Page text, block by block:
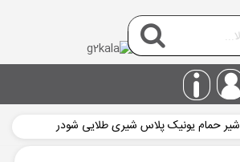
شیر حمام یونیک پلاس شیری طلایی شودر